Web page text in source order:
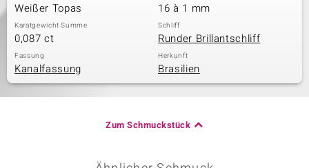
Weißer Topas 16 à 1 mm
Karatgewicht Summe
0,087 ct
Schliff
Runder Brillantschliff
Fassung
Kanalfassung
Herkunft
Brasilien
Zum Schmuckstück